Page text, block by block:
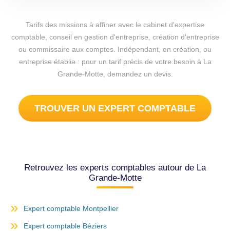
Tarifs des missions à affiner avec le cabinet d'expertise
comptable, conseil en gestion d'entreprise, création d'entreprise
ou commissaire aux comptes. Indépendant, en création, ou
entreprise établie : pour un tarif précis de votre besoin à La
Grande-Motte, demandez un devis.
TROUVER UN EXPERT COMPTABLE
Retrouvez les experts comptables autour de La
Grande-Motte
Expert comptable Montpellier
Expert comptable Béziers